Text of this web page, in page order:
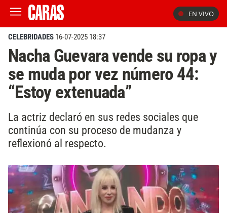
EN VIVO
CELEBRIDADES 16-07-2025 18:37
Nacha Guevara vende su ropa y
se muda por vez número 44:
“Estoy extenuada”
La actriz declaró en sus redes sociales que
continúa con su proceso de mudanza y
reflexionó al respecto.